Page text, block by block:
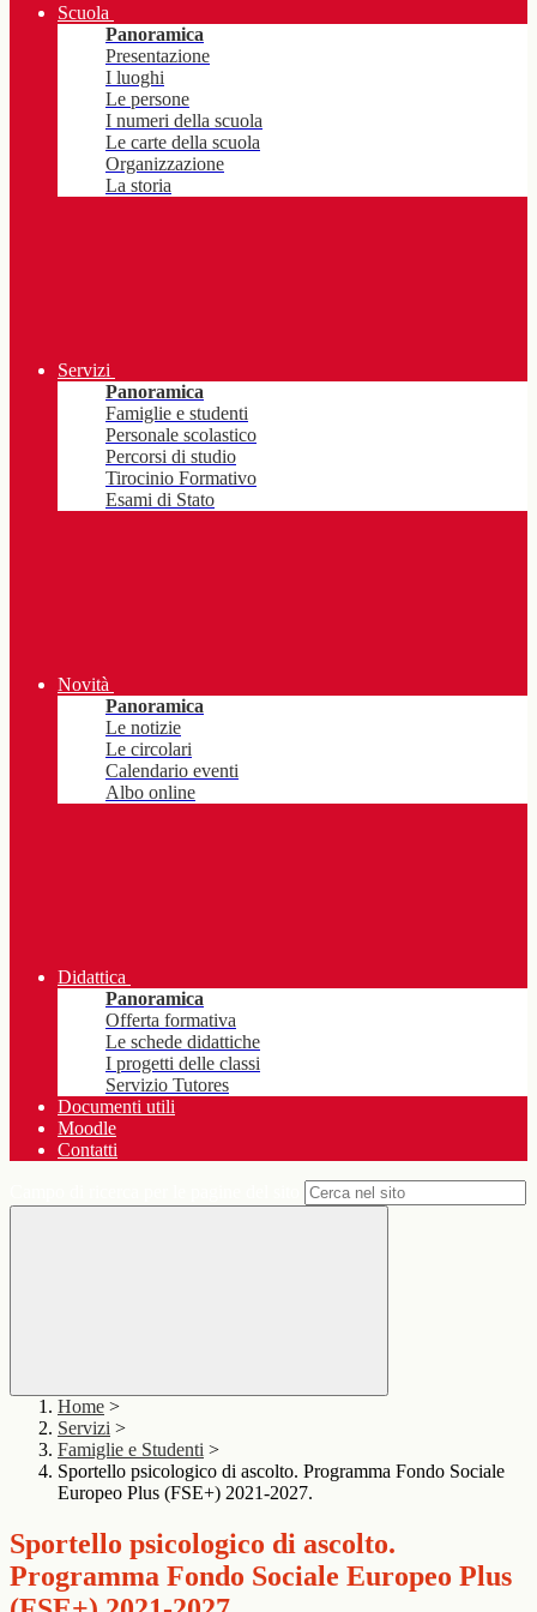
Scuola
Panoramica
Presentazione
I luoghi
Le persone
I numeri della scuola
Le carte della scuola
Organizzazione
La storia
Servizi
Panoramica
Famiglie e studenti
Personale scolastico
Percorsi di studio
Tirocinio Formativo
Esami di Stato
Novità
Panoramica
Le notizie
Le circolari
Calendario eventi
Albo online
Didattica
Panoramica
Offerta formativa
Le schede didattiche
I progetti delle classi
Servizio Tutores
Documenti utili
Moodle
Contatti
Home >
Servizi >
Famiglie e Studenti >
Sportello psicologico di ascolto. Programma Fondo Sociale
Europeo Plus (FSE+) 2021-2027.
Sportello psicologico di ascolto.
Programma Fondo Sociale Europeo Plus